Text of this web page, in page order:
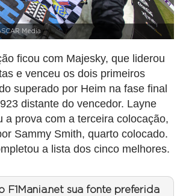
Media
ficou com Majesky, que liderou
e venceu os dois primeiros
superado por Heim na fase final
distante do vencedor. Layne
a prova com a terceira colocação,
Sammy Smith, quarto colocado.
a lista dos cinco melhores.
F1Mania.net sua fonte preferida